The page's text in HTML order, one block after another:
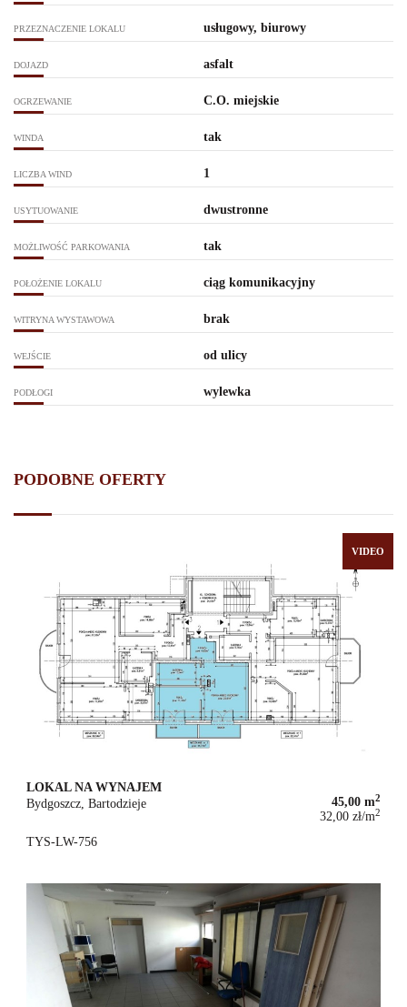
PRZEZNACZENIE LOKALU usługowy, biurowy
DOJAZD asfalt
OGRZEWANIE C.O. miejskie
WINDA tak
LICZBA WIND 1
USYTUOWANIE dwustronne
MOŻLIWOŚĆ PARKOWANIA tak
POŁOŻENIE LOKALU ciąg komunikacyjny
WITRYNA WYSTAWOWA brak
WEJŚCIE od ulicy
PODŁOGI wylewka
PODOBNE OFERTY
VIDEO
LOKAL NA WYNAJEM
Bydgoszcz, Bartodzieje
45,00 m2
32,00 zł/m2
TYS-LW-756